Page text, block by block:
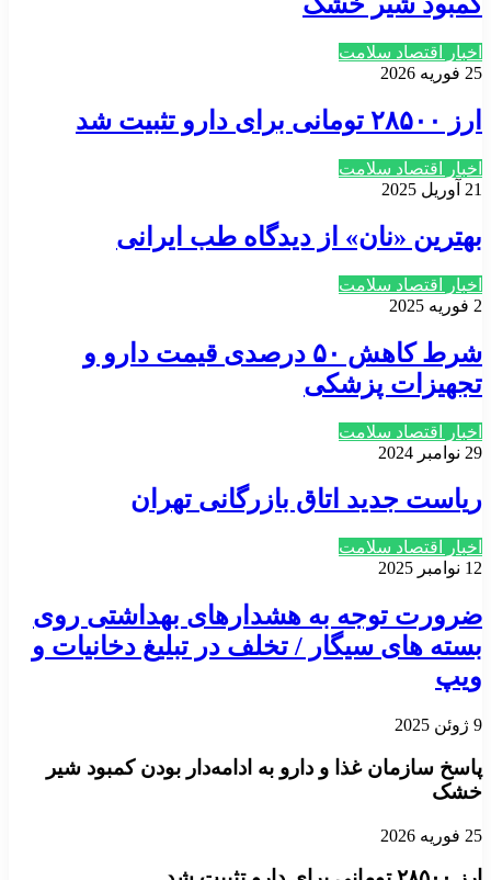
اخبار اقتصاد سلامت
25 فوریه 2026
ارز ۲۸۵۰۰ تومانی برای دارو تثبیت شد
اخبار اقتصاد سلامت
21 آوریل 2025
بهترین «نان» از دیدگاه طب ایرانی
اخبار اقتصاد سلامت
2 فوریه 2025
شرط کاهش ۵۰ درصدی قیمت دارو و
تجهیزات پزشکی
اخبار اقتصاد سلامت
29 نوامبر 2024
ریاست جدید اتاق بازرگانی تهران
اخبار اقتصاد سلامت
12 نوامبر 2025
ضرورت توجه به هشدارهای بهداشتی روی
بسته های سیگار / تخلف در تبلیغ دخانیات و
ویپ
9 ژوئن 2025
پاسخ سازمان غذا و دارو به ادامه‌دار بودن کمبود شیر
خشک
25 فوریه 2026